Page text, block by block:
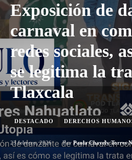
Exposición de
carnaval en
redes sociales,
se legitima la
Tlaxcala
DESTACADO DERECHOS
23 febrero, 2026 Por Paola Chavely Torres